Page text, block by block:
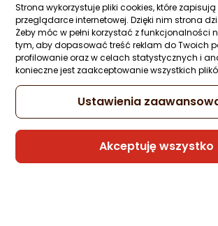
Strona wykorzystuje pliki cookies, które zapisują
przeglądarce internetowej. Dzięki nim strona
Żeby móc w pełni korzystać z funkcjonalności
tym, aby dopasować treść reklam do Twoich
profilowanie oraz w celach statystycznych i
konieczne jest zaakceptowanie wszystkich
Ustawienia
Akceptuję wszystko